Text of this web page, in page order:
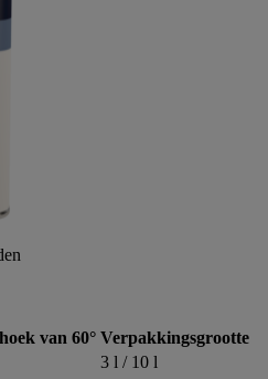
van 60° Verpakkingsgrootte
3 l / 10 l